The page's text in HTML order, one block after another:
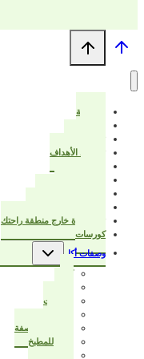
الرئيسية
تخطيط الأهداف
تبدأ الحياة خارج منطقة راحتك
كورسات
وصفات أكل
تبديل
القائمة
مُجمّدات
سر نجاح الوصفة
أفكار للمطبخ